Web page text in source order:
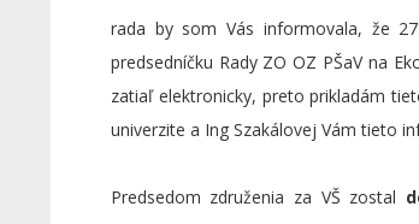
rada by som Vás informovala, že
predsedníčku Rady ZO OZ PŠaV na
zatiaľ elektronicky, preto prikladám
univerzite a Ing Szakálovej Vám tieto
Predsedom združenia za VŠ zostal